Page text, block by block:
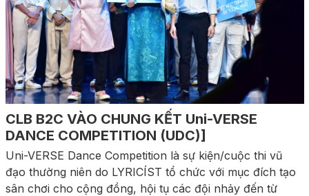
CLB B2C VÀO CHUNG KẾT Uni-VERSE
DANCE COMPETITION (UDC)]
Uni-VERSE Dance Competition là sự kiện/cuộc thi vũ
đạo thường niên do LYRICÍST tổ chức với mục đích tạo
sân chơi cho cộng đồng, hội tụ các đội nhảy đến từ